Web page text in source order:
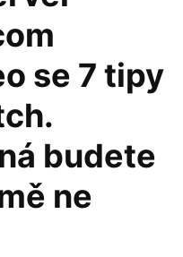
se 7 tipy
budete
ne